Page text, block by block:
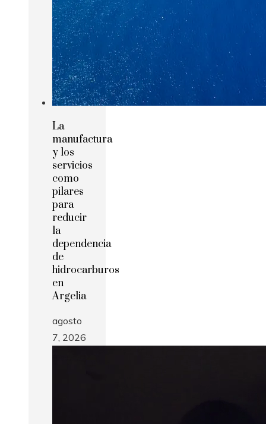
La
manufactura
y los
servicios
como
pilares
para
reducir
la
dependencia
de
hidrocarburos
en
Argelia
agosto
7, 2026